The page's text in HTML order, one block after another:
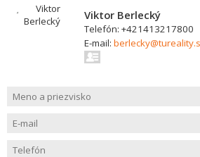
Viktor Berlecký
Telefón: +421413217800
E-mail: